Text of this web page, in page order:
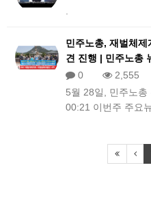
민주노총, 재벌체제
견 진행 | 민주노총
0
2,555
5월 28일, 민주노
00:21 이번주 주요